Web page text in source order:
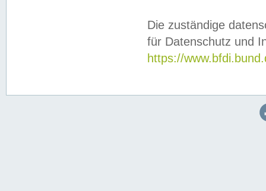
Die zuständige
für Datenschutz und
https://